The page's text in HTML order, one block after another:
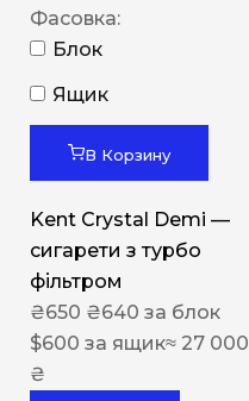
Фасовка:
Блок
Ящик
В Корзину
Kent Crystal Demi —
сигарети з турбо
фільтром
₴650 ₴640 за блок
$600 за ящик≈ 27 000
₴